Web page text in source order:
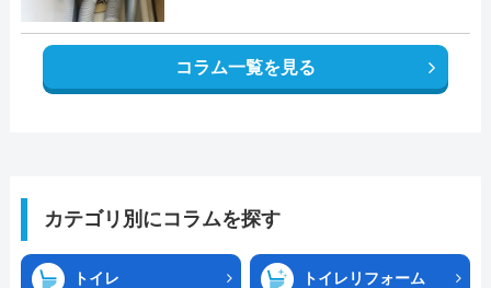
コラム一覧を見る
カテゴリ別にコラムを探す
トイレ トイレリフォーム